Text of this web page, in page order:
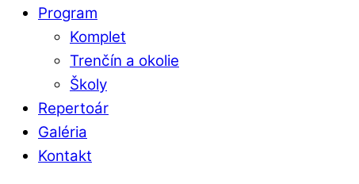
Program
Komplet
Trenčín a okolie
Školy
Repertoár
Galéria
Kontakt